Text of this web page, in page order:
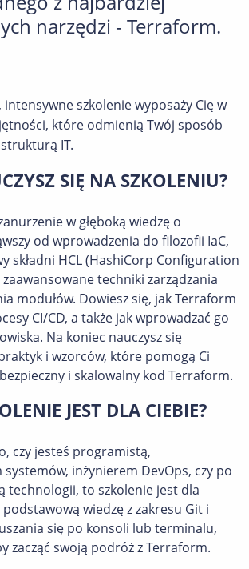
narzędzi - Terraform.
szkolenie wyposaży Cię w
które odmienią Twój sposób
IT.
SIĘ NA SZKOLENIU?
w głęboką wiedzę o
od wprowadzenia do filozofii IaC,
składni HCL (HashiCorp Configuration
zaawansowane techniki zarządzania
modułów. Dowiesz się, jak Terraform
CI/CD, a także jak wprowadzać go
Na koniec nauczysz się
i wzorców, które pomogą Ci
i skalowalny kod Terraform.
JEST DLA CIEBIE?
czy jesteś programistą,
inżynierem DevOps, czy po
technologii, to szkolenie jest dla
podstawową wiedzę z zakresu Git i
się po konsoli lub terminalu,
zacząć swoją podróż z Terraform.